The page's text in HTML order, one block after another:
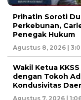
Prihatin Soroti
Perkebunan,
Penegak Hukum
Agustus 8, 2026 |
Wakil Ketua
dengan Tokoh
Kondusivitas
Agustus 7, 2026 |